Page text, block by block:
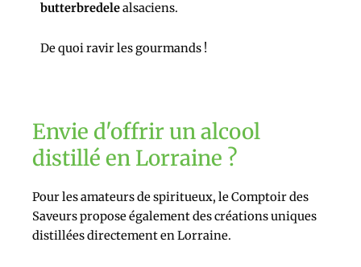
butterbredelealsaciens.
De quoi ravir les gourmands !
Envie d'offrir un alcool
distillé en Lorraine ?
Pour les amateurs de spiritueux, le Comptoir des
Saveurs propose également des créations uniques
distillées directement en Lorraine.